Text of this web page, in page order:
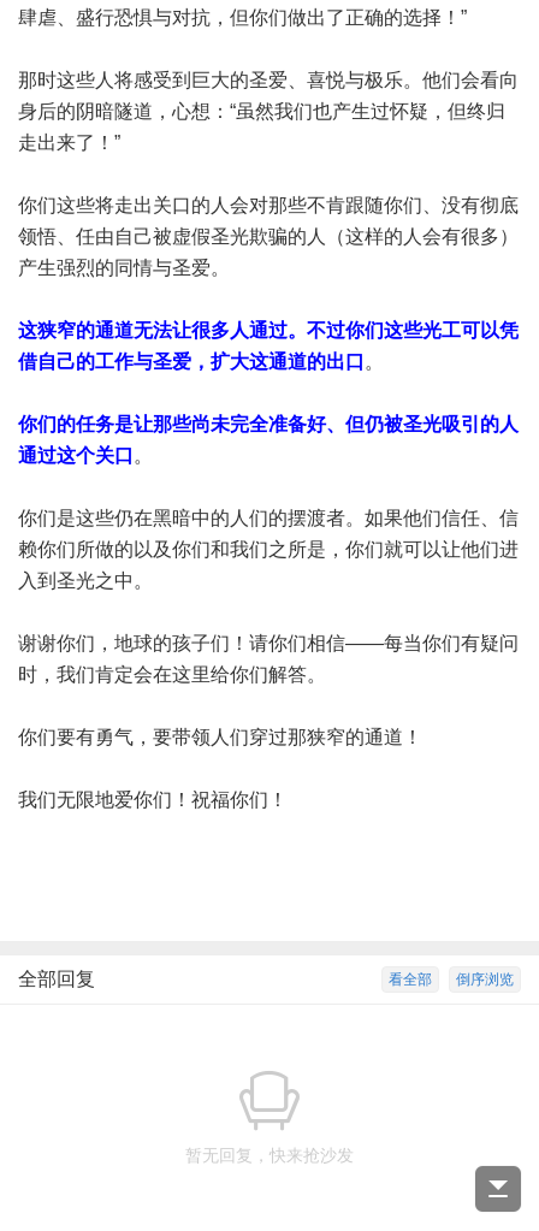
肆虐、盛行恐惧与对抗，但你们做出了正确的选择！”
那时这些人将感受到巨大的圣爱、喜悦与极乐。他们会看向
身后的阴暗隧道，心想：“虽然我们也产生过怀疑，但终归
走出来了！”
你们这些将走出关口的人会对那些不肯跟随你们、没有彻底
领悟、任由自己被虚假圣光欺骗的人（这样的人会有很多）
产生强烈的同情与圣爱。
这狭窄的通道无法让很多人通过。不过你们这些光工可以凭
借自己的工作与圣爱，扩大这通道的出口 。
你们的任务是让那些尚未完全准备好、但仍被圣光吸引的人
通过这个关口 。
你们是这些仍在黑暗中的人们的摆渡者。如果他们信任、信
赖你们所做的以及你们和我们之所是，你们就可以让他们进
入到圣光之中。
谢谢你们，地球的孩子们！请你们相信——每当你们有疑问
时，我们肯定会在这里给你们解答。
你们要有勇气，要带领人们穿过那狭窄的通道！
我们无限地爱你们！祝福你们！
倒序浏览
看全部
全部回复
暂无回复，快来抢沙发